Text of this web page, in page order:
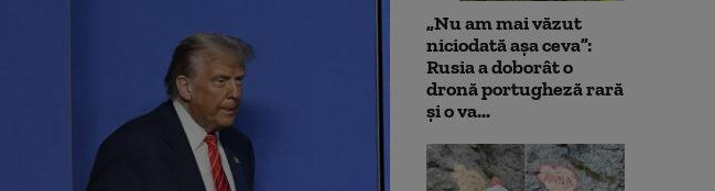
„Nu am mai văzut
niciodată așa ceva”:
Rusia a doborât o
dronă portugheză rară
și o va...